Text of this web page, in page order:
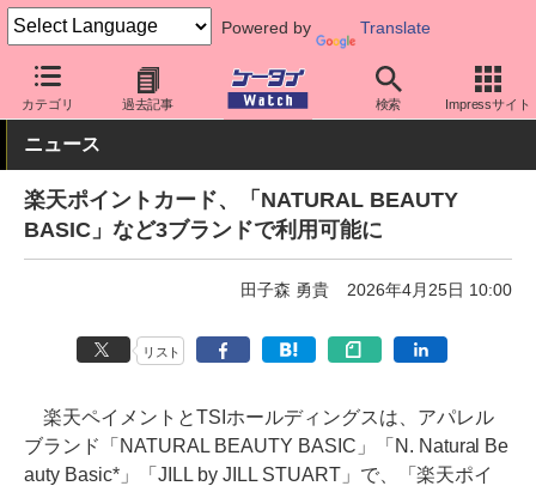
Powered by Translate
カテゴリ 過去記事 検索 Impressサイト
ケータイ Watch アプリ・サービス 決済/金融
ニュース
楽天ポイントカード、「NATURAL BEAUTY
BASIC」など3ブランドで利用可能に
田子森 勇貴 2026年4月25日 10:00
リスト
楽天ペイメントとTSIホールディングスは、アパレル
ブランド「NATURAL BEAUTY BASIC」「N. Natural Be
auty Basic*」「JILL by JILL STUART」で、「楽天ポイ